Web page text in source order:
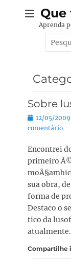
Que
Aprenda
por:
Sobre
Posted
on
12/05/2009
comentário
Encontrei
primeiro
sua obra,
forma de
Destaco o
tico da
atualmente.
Compartilhe